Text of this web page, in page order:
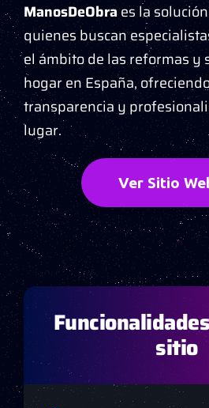
ManosDeObraes la
quienes buscan
el ámbito de las reformas y
hogar en España,
transparencia y
lugar.
Ver Sitio
sitio